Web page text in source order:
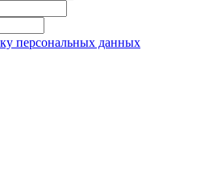
персональных данных